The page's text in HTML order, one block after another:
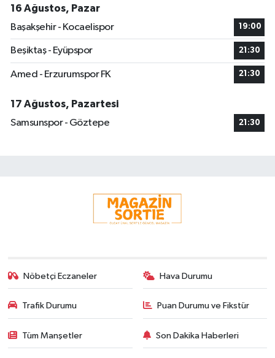
16 Ağustos, Pazar
Başakşehir - Kocaelispor
19:00
Beşiktaş - Eyüpspor 21:30
Amed - Erzurumspor FK 21:30
17 Ağustos, Pazartesi
Samsunspor - Göztepe
21:30
Nöbetçi Eczaneler Hava Durumu
Trafik Durumu Puan Durumu ve Fikstür
Tüm Manşetler Son Dakika Haberleri